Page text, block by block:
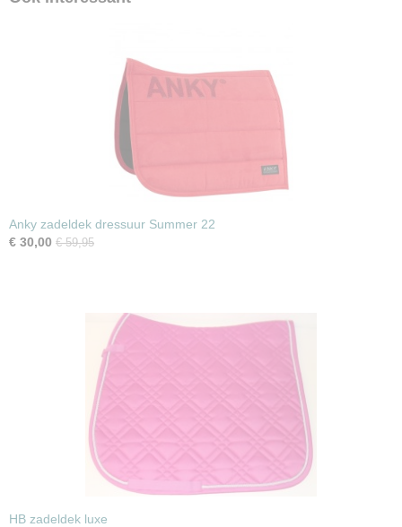
Anky zadeldek dressuur Summer 22
€ 30,00 € 59,95
HB zadeldek luxe